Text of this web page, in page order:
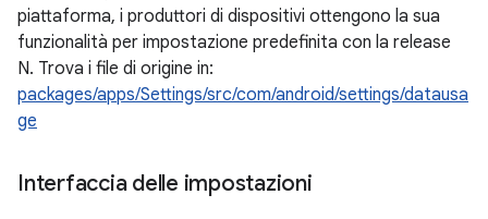
piattaforma, i produttori di dispositivi ottengono la sua
funzionalità per impostazione predefinita con la release
N. Trova i file di origine in:
packages/apps/Settings/src/com/android/settings/datausa
ge
Interfaccia delle impostazioni